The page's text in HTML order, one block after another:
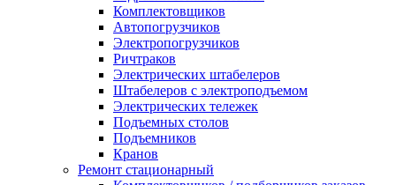
Комплектовщиков
Автопогрузчиков
Электропогрузчиков
Ричтраков
Электрических штабелеров
Штабелеров с электроподъемом
Электрических тележек
Подъемных столов
Подъемников
Кранов
Ремонт стационарный